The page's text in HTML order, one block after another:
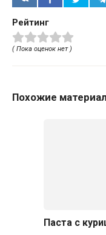
Рейтинг
( Пока оценок нет )
Похожие
Паста с